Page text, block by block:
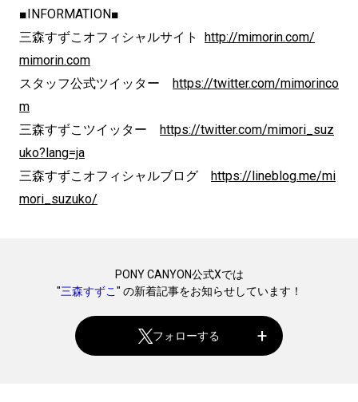
■INFORMATION■
三森すずこオフィシャルサイト http://mimorin.com/
mimorin.com
スタッフ公式ツイッター https://twitter.com/mimorinco
m
三森すずこツイッター https://twitter.com/mimori_suz
uko?lang=ja
三森すずこオフィシャルブログ https://lineblog.me/mi
mori_suzuko/
PONY CANYON公式Xでは
"三森すずこ " の新着記事をお知らせしています！
フォローする